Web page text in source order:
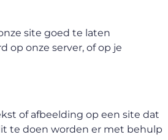
site goed te laten
op onze server, of op je
of afbeelding op een site dat
te doen worden er met behulp